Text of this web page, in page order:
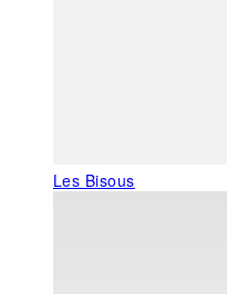
Les Bisous